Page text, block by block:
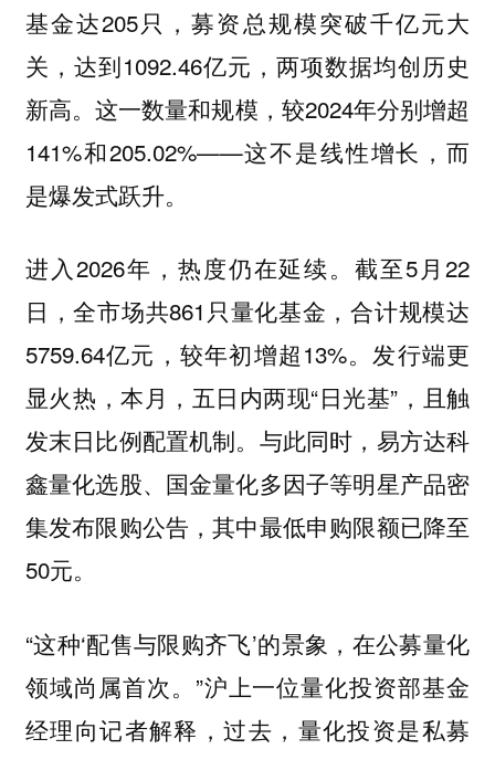
基金达205只，募资总规模突破千亿元大
关，达到1092.46亿元，两项数据均创历史
新高。这一数量和规模，较2024年分别增超
141%和205.02%——这不是线性增长，而
是爆发式跃升。
进入2026年，热度仍在延续。截至5月22
日，全市场共861只量化基金，合计规模达
5759.64亿元，较年初增超13%。发行端更
显火热，本月，五日内两现“日光基”，且触
发末日比例配置机制。与此同时，易方达科
鑫量化选股、国金量化多因子等明星产品密
集发布限购公告，其中最低申购限额已降至
50元。
“这种‘配售与限购齐飞’的景象，在公募量化
领域尚属首次。”沪上一位量化投资部基金
经理向记者解释，过去，量化投资是私募